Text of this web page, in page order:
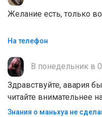
Желание есть,
На телефон
В понедельник в
Здравствуйте, авария
читайте внимательнее
Знания о маньхуа не